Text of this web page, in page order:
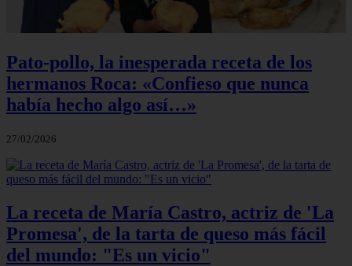
Pato-pollo, la inesperada receta de los
hermanos Roca: «Confieso que nunca
había hecho algo así…»
27/02/2026
La receta de María Castro, actriz de 'La
Promesa', de la tarta de queso más fácil
del mundo: "Es un vicio"